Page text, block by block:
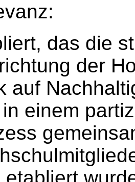
das die
der
auf
einem